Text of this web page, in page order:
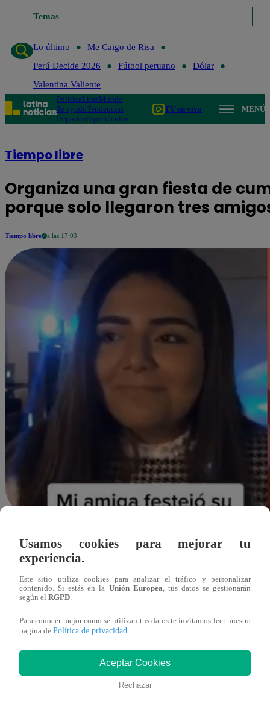
Temas
Lo último
Me Caigo de Risa
Perú Decide 2026
Fútbol peruano
Dólar
Valentina Valiente
PolíticaLimaMundo
Te ayudoTendencias
DeportesEspectáculos
TV en vivo MENÚ
Tiempo libre
Organiza una gran fiesta de
porque solo llegaron tres
Tiempo libre a las 17:03
20 de enero 2020
Una joven quiso celebrar su cumpleaños por todo lo
contratando un DJ y preparando grandes cantidades de
adornar su casa con luces y colocar muchas sillas. Sin
Usamos cookies para mejorar tu
experiencia.
Este sitio utiliza cookies para analizar el tráfico y personalizar
contenido. Si estás en la Unión Europea , tus datos se gestionarán
según el RGPD
Para conocer mejor como se utilizan tus datos te invitamos leer nuestra
pagina de Política de privacidad
Aceptar Cookies
Rechazar